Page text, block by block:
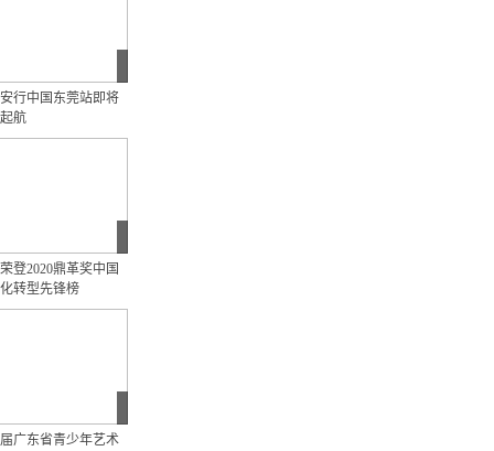
行中国东莞站即将
航
登2020鼎革奖中国
转型先锋榜
广东省青少年艺术